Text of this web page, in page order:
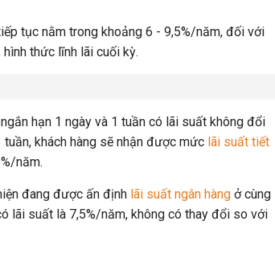
tục nằm trong khoảng 6 - 9,5%/năm, đối với
thức lĩnh lãi cuối kỳ.
hạn 1 ngày và 1 tuần có lãi suất không đổi
khách hàng sẽ nhận được mức lãi suất tiết
năm.
đang được ấn định lãi suất ngân hàng ở cùng
lãi suất là 7,5%/năm, không có thay đổi so với